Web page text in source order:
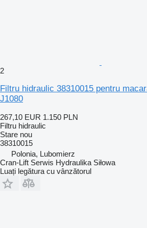
2
Filtru hidraulic 38310015 pentru
J1080
267,10 EUR 1.150 PLN
Filtru hidraulic
Stare nou
38310015
Polonia, Lubomierz
Cran-Lift Serwis Hydraulika Siłowa
Luați legătura cu vânzătorul